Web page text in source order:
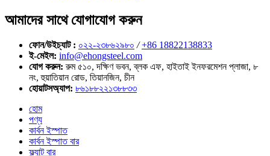
আমাদের সাথে যোগাযোগ করুন
ফোন/উইচ্যাট : ০২২-২৩৮৬২৯৮০ / +86 18822138833
ই-মেইল: info@ehongsteel.com
যোগ করুন: রুম ৫১০, দক্ষিণ ভবন, ব্লক এফ, হাইতাই ইনফরমেশন প্লাজা, ৮
নং, হুয়াতিয়ান রোড, তিয়ানজিন, চীন
হোয়াটসঅ্যাপ: ৮৬১৮৮২২১৩৮৮৩৩
হোম
পণ্য
কার্বন ইস্পাত
কার্বন ইস্পাত বার
ফ্ল্যাট বার